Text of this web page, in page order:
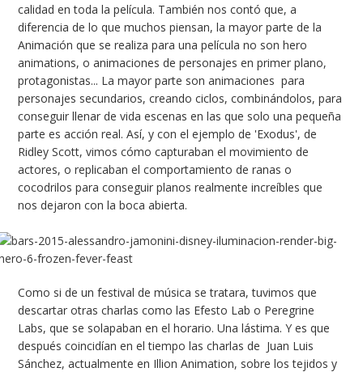
calidad en toda la película. También nos contó que, a
diferencia de lo que muchos piensan, la mayor parte de la
Animación que se realiza para una película no son hero
animations, o animaciones de personajes en primer plano,
protagonistas... La mayor parte son animaciones para
personajes secundarios, creando ciclos, combinándolos, para
conseguir llenar de vida escenas en las que solo una pequeña
parte es acción real. Así, y con el ejemplo de 'Exodus', de
Ridley Scott, vimos cómo capturaban el movimiento de
actores, o replicaban el comportamiento de ranas o
cocodrilos para conseguir planos realmente increíbles que
nos dejaron con la boca abierta.
Como si de un festival de música se tratara, tuvimos que
descartar otras charlas como las Efesto Lab o Peregrine
Labs, que se solapaban en el horario. Una lástima. Y es que
después coincidían en el tiempo las charlas de Juan Luis
Sánchez, actualmente en Illion Animation, sobre los tejidos y